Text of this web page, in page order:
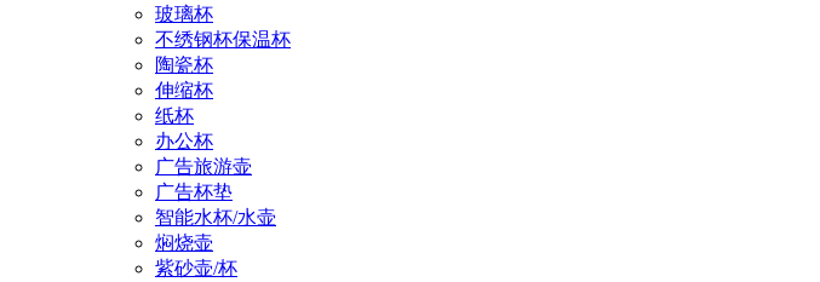
玻璃杯
不绣钢杯保温杯
陶瓷杯
伸缩杯
纸杯
办公杯
广告旅游壶
广告杯垫
智能水杯/水壶
焖烧壶
紫砂壶/杯